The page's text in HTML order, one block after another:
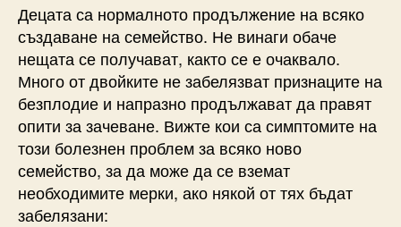
Децата са нормалното продължение на всяко
създаване на семейство. Не винаги обаче
нещата се получават, както се е очаквало.
Много от двойките не забелязват признаците на
безплодие и напразно продължават да правят
опити за зачеване. Вижте кои са симптомите на
този болезнен проблем за всяко ново
семейство, за да може да се вземат
необходимите мерки, ако някой от тях бъдат
забелязани: